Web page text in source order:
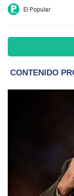
El Popular